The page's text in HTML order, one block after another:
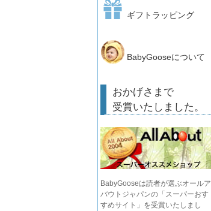
ギフトラッピング
BabyGooseについて
おかげさまで
受賞いたしました。
BabyGooseは読者が選ぶオールア
バウトジャパンの「スーパーおす
すめサイト」を受賞いたしまし